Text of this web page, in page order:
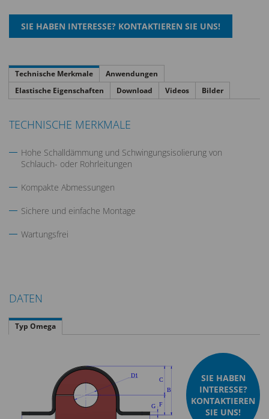
Technische Merkmale
Anwendungen
Elastische Eigenschaften
Download Videos Bilder
TECHNISCHE MERKMALE
Hohe Schalldämmung und Schwingungsisolierung von
Schlauch- oder Rohrleitungen
Kompakte Abmessungen
Sichere und einfache Montage
Wartungsfrei
DATEN
Typ Omega
SIE HABEN
INTERESSE?
KONTAKTIEREN
SIE UNS!